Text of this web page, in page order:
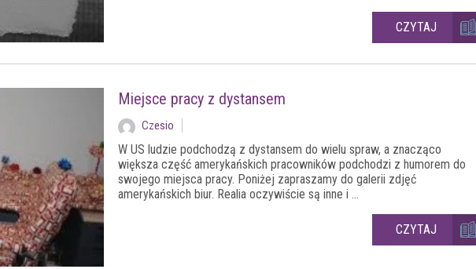
CZYTAJ
Miejsce pracy z dystansem
Czesio
W US ludzie podchodzą z dystansem do wielu spraw, a znacząco
większa część amerykańskich pracowników podchodzi z humorem do
swojego miejsca pracy. Poniżej zapraszamy do galerii zdjęć
amerykańskich biur. Realia oczywiście są inne i ...
CZYTAJ